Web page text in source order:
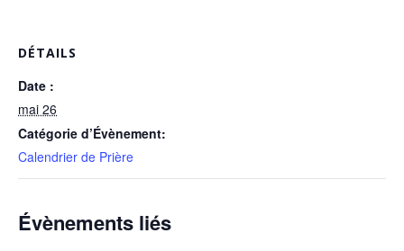
DÉTAILS
Date :
mai 26
Catégorie d’Évènement:
Calendrier de Prière
Évènements liés